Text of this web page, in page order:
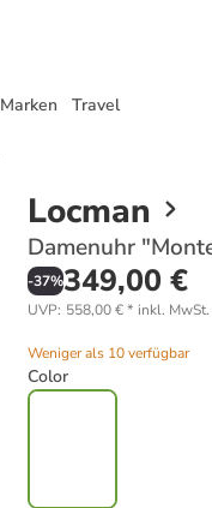
Marken Travel
Locman
Damenuhr
-37%349,00 €
UVP: 558,00 €* inkl. MwSt.
Weniger als 10 verfügbar
Color